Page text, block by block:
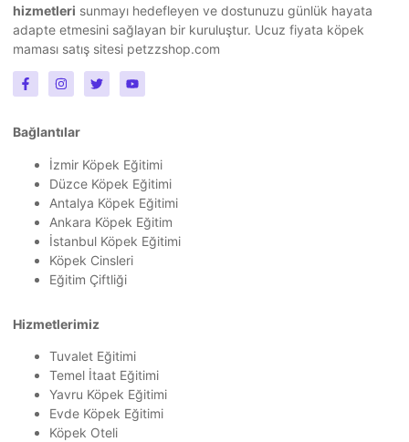
hizmetleri sunmayı hedefleyen ve dostunuzu günlük hayata
adapte etmesini sağlayan bir kuruluştur. Ucuz fiyata köpek
maması satış sitesi petzzshop.com
Bağlantılar
İzmir Köpek Eğitimi
Düzce Köpek Eğitimi
Antalya Köpek Eğitimi
Ankara Köpek Eğitim
İstanbul Köpek Eğitimi
Köpek Cinsleri
Eğitim Çiftliği
Hizmetlerimiz
Tuvalet Eğitimi
Temel İtaat Eğitimi
Yavru Köpek Eğitimi
Evde Köpek Eğitimi
Köpek Oteli